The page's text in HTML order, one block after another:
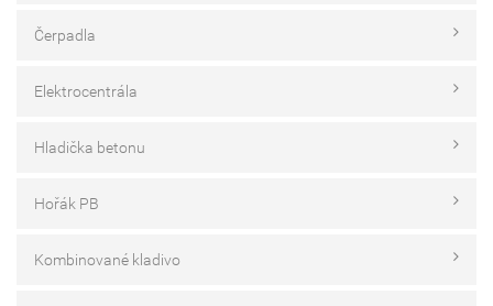
Čerpadla
Elektrocentrála
Hladička betonu
Hořák PB
Kombinované kladivo